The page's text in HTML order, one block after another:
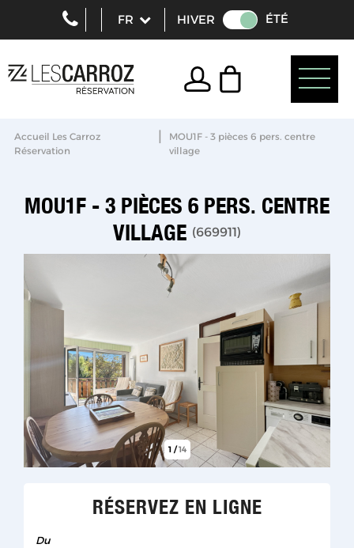
HIVER ÉTÉ
Accueil Les Carroz
Réservation
|
MOU1F - 3 pièces 6 pers. centre
village
MOU1F - 3 PIÈCES 6 PERS. CENTRE
VILLAGE (669911)
1/14
RÉSERVEZ EN LIGNE
Du